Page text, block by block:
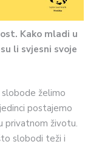
Kako mladi u
li svjesni svoje
želimo
postajemo
privatnom životu.
slobodi teži i